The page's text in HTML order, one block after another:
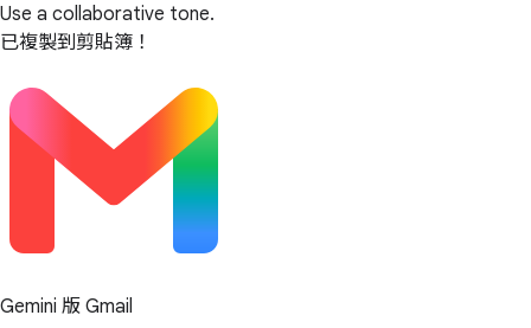
Use a collaborative tone.
已複製到剪貼簿！
Gemini 版 Gmail